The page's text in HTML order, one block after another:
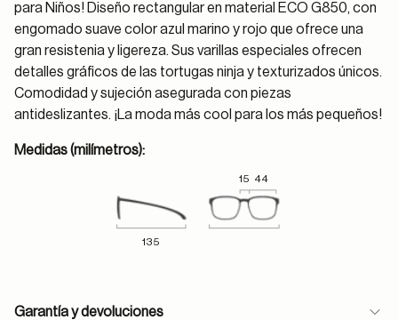
para Niños! Diseño rectangular en material ECO G850, con
engomado suave color azul marino y rojo que ofrece una
gran resistenia y ligereza. Sus varillas especiales ofrecen
detalles gráficos de las tortugas ninja y texturizados únicos.
Comodidad y sujeción asegurada con piezas
antideslizantes. ¡La moda más cool para los más pequeños!
Medidas (milímetros):
15 44
135
Garantía y devoluciones